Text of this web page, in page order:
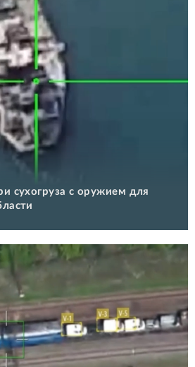
сухогруза с оружием для